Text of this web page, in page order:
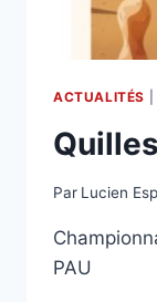
ACTUALITÉS
Par Lucien
PAU